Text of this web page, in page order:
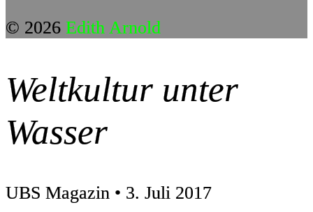
© 2026 Edith Arnold
Weltkultur unter
Wasser
UBS Magazin • 3. Juli 2017